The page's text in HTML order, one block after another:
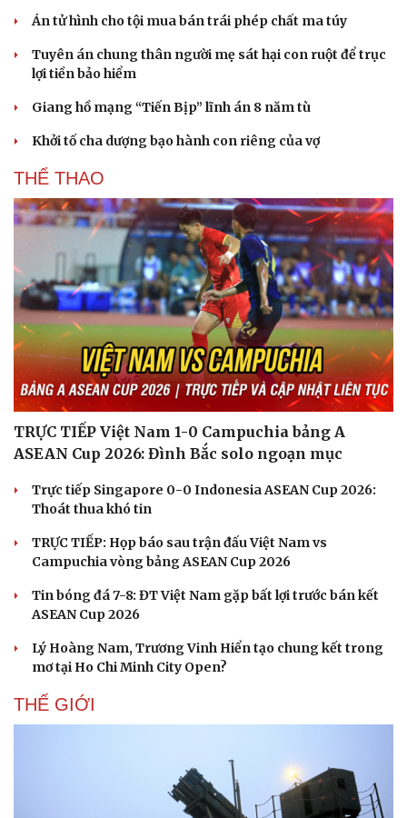
Du lịch
Podcast
Đọc truyện đêm khuya
Cửa sổ tình yêu
Kể chuyện cho bé
Án tử hình cho tội mua bán trái phép chất ma túy
Tuyên án chung thân người mẹ sát hại con ruột để trục
lợi tiền bảo hiểm
Giang hồ mạng “Tiến Bịp” lĩnh án 8 năm tù
Khởi tố cha dượng bạo hành con riêng của vợ
THỂ THAO
TRỰC TIẾP Việt Nam 1-0 Campuchia bảng A
ASEAN Cup 2026: Đình Bắc solo ngoạn mục
Trực tiếp Singapore 0-0 Indonesia ASEAN Cup 2026:
Thoát thua khó tin
TRỰC TIẾP: Họp báo sau trận đấu Việt Nam vs
Campuchia vòng bảng ASEAN Cup 2026
Tin bóng đá 7-8: ĐT Việt Nam gặp bất lợi trước bán kết
ASEAN Cup 2026
Lý Hoàng Nam, Trương Vinh Hiển tạo chung kết trong
mơ tại Ho Chi Minh City Open?
THẾ GIỚI